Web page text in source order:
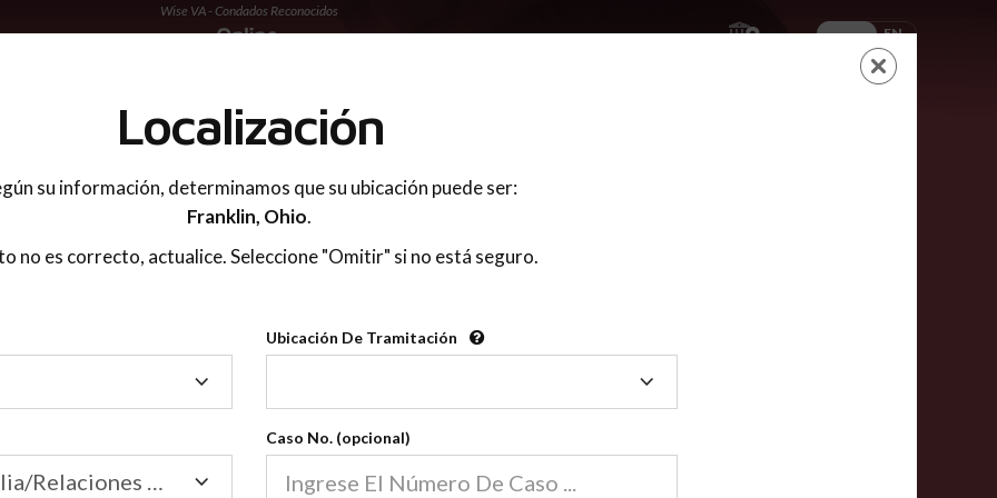
Wise VA - Condados Reconocidos
ES EN
LOGIN
Condados Reconocidos
2600
Condados
Nuestras clases de crianza compartida en línea están acreditadas en más de
2600 condados.
Las clases para padres en línea cumplen la mayoría de las normas nacionales
Localización
su información, determinamos que su ubicación puede ser:
Franklin, Ohio.
no es correcto, actualice. Seleccione "Omitir" si no está seguro.
Ubicación De Tramitación
Tramitación
Tribunal de Familia/Relaciones Domésticas
Caso No. (opcional)